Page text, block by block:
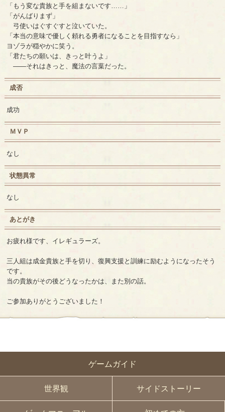
ゲームガイド
世界観 サイドストーリー
「もう変な貴族と手を組まないです……」
「がんばりまず」
弓使いはぐすぐすと泣いていた。
「本当の意味で優しく頼れる勇者になることを目指すなら」
ヨゾラが穏やかに笑う。
「君たちの願いは、きっと叶うよ」
――それはきっと、魔法の言葉だった。
成否
成功
ＭＶＰ
なし
状態異常
なし
あとがき
お疲れ様です、イレギュラーズ。
三人組は成金貴族と手を切り、復興支援と訓練に励むようになったそう
です。
当の貴族がその後どうなったかは、また別の話。
ご参加ありがとうございました！